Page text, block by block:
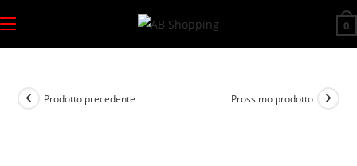
al
contenuto
0
Prodotto precedente Prossimo prodotto